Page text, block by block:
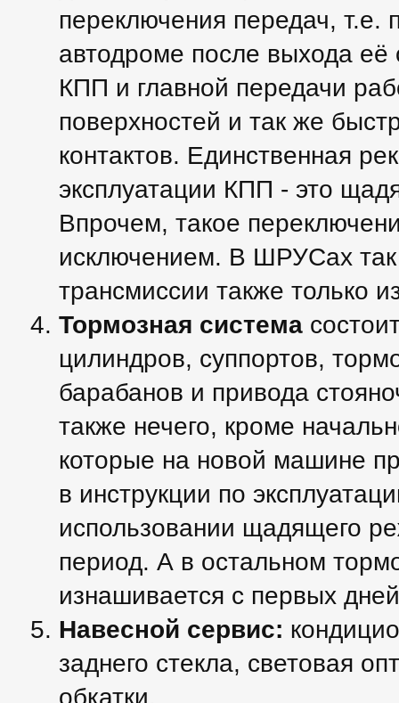
переключения передач,
автодроме после выхода
КПП и главной передачи
поверхностей и так же
контактов. Единственная
эксплуатации КПП - это
Впрочем, такое
исключением. В ШРУСах
трансмиссии также только
Тормозная система
цилиндров, суппортов,
барабанов и привода
также нечего, кроме
которые на новой машине
в инструкции по
использовании щадящего
период. А в остальном
изнашивается с первых
Навесной сервис:
заднего стекла, световая
обкатки.